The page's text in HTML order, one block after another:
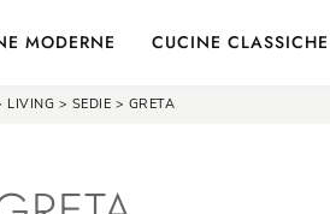
MODERNE CUCINE CLASSICHE
LIVING > SEDIE > GRETA